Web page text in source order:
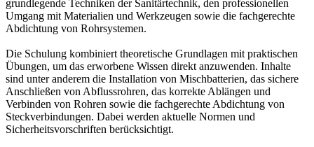
grundlegende Techniken der Sanitärtechnik, den professionellen
Umgang mit Materialien und Werkzeugen sowie die fachgerechte
Abdichtung von Rohrsystemen.
Die Schulung kombiniert theoretische Grundlagen mit praktischen
Übungen, um das erworbene Wissen direkt anzuwenden. Inhalte
sind unter anderem die Installation von Mischbatterien, das sichere
Anschließen von Abflussrohren, das korrekte Ablängen und
Verbinden von Rohren sowie die fachgerechte Abdichtung von
Steckverbindungen. Dabei werden aktuelle Normen und
Sicherheitsvorschriften berücksichtigt.